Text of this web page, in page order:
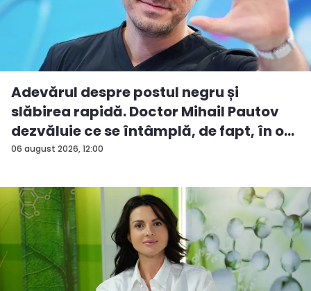
06 august 2026, 12:00
Adevărul despre postul negru și
slăbirea rapidă. Doctor Mihail Pautov
dezvăluie ce se întâmplă, de fapt, în o...